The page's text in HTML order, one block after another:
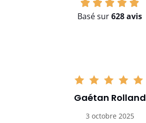
Basé sur628 avis
Gaétan Rolland
3 octobre 2025